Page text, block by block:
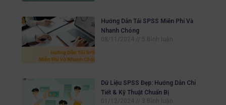
Hướng Dẫn Tải SPSS Miễn Phí Và
Nhanh Chóng
08/11/2024
5 Bình luận
Dữ Liệu SPSS Đẹp: Hướng Dẫn Chi
Tiết & Kỹ Thuật Chuẩn Bị
01/12/2024
3 Bình luận